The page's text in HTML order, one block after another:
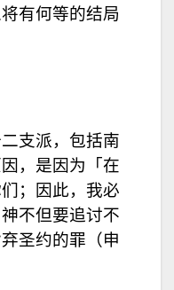
有何等的结局
支派，包括南
，是因为「在
；因此，我必
不但要追讨不
圣约的罪（申